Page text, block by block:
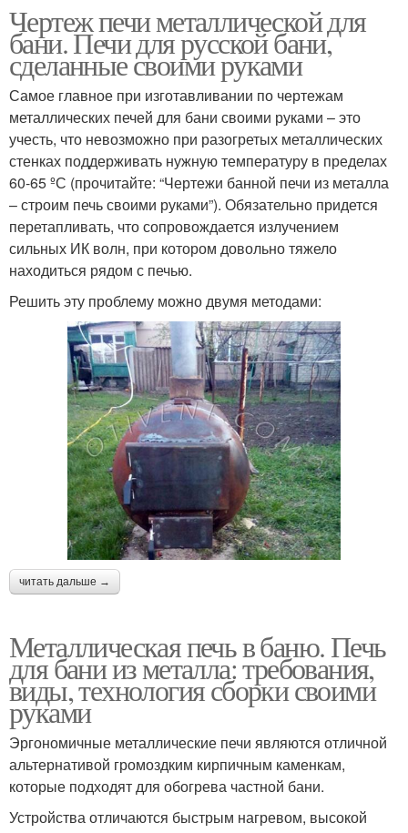
Чертеж печи металлической для
бани. Печи для русской бани,
сделанные своими руками
Самое главное при изготавливании по чертежам
металлических печей для бани своими руками – это
учесть, что невозможно при разогретых металлических
стенках поддерживать нужную температуру в пределах
60-65 ºС (прочитайте: “Чертежи банной печи из металла
– строим печь своими руками”). Обязательно придется
перетапливать, что сопровождается излучением
сильных ИК волн, при котором довольно тяжело
находиться рядом с печью.
Решить эту проблему можно двумя методами:
читать дальше →
Металлическая печь в баню. Печь
для бани из металла: требования,
виды, технология сборки своими
руками
Эргономичные металлические печи являются отличной
альтернативой громоздким кирпичным каменкам,
которые подходят для обогрева частной бани.
Устройства отличаются быстрым нагревом, высокой